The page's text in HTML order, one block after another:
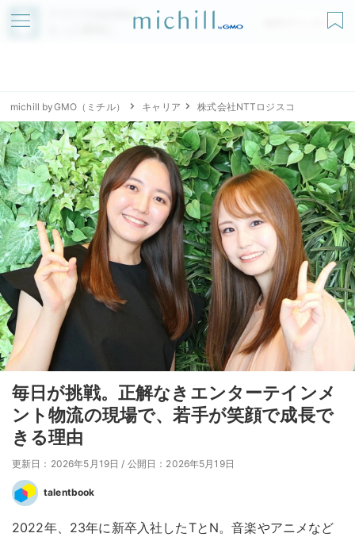
アプリでmichillが
無料ダウンロード
michill byGMO（ミチル） キャリア 株式会社NTTロジスコ
毎日が挑戦。正解なきエンターテインメ
ント物流の現場で、若手が笑顔で成長で
きる理由
更新日：2026年5月19日 / 公開日：2026年5月19日
talentbook
2022年、23年に新卒入社したTとN。音楽やアニメなど